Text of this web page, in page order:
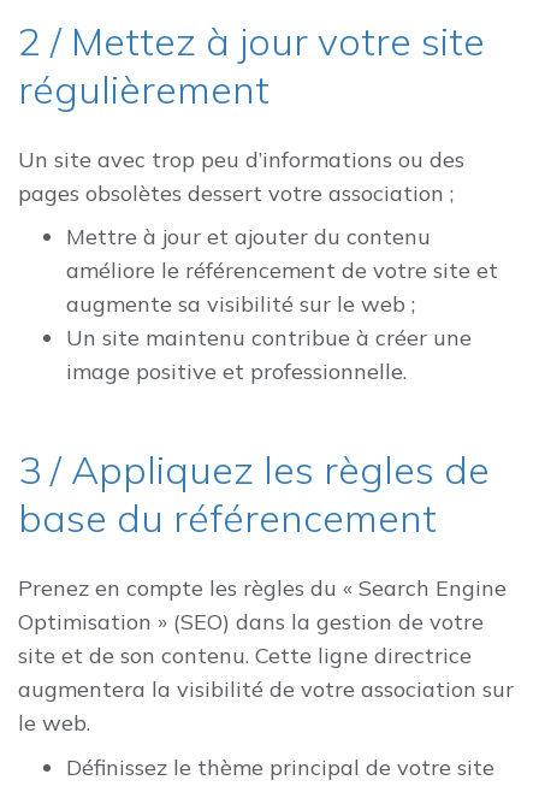
2 / Mettez à jour votre site
régulièrement
Un site avec trop peu d’informations ou des
pages obsolètes dessert votre association ;
Mettre à jour et ajouter du contenu
améliore le référencement de votre site et
augmente sa visibilité sur le web ;
Un site maintenu contribue à créer une
image positive et professionnelle.
3 / Appliquez les règles de
base du référencement
Prenez en compte les règles du « Search Engine
Optimisation » (SEO) dans la gestion de votre
site et de son contenu. Cette ligne directrice
augmentera la visibilité de votre association sur
le web.
Définissez le thème principal de votre site